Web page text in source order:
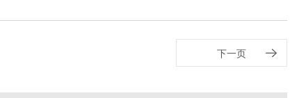
下一页